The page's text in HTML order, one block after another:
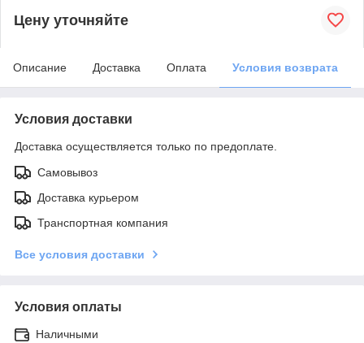
Цену уточняйте
Описание Доставка Оплата Условия возврата
Условия доставки
Доставка осуществляется только по предоплате.
Самовывоз
Доставка курьером
Транспортная компания
Все условия доставки
Условия оплаты
Наличными